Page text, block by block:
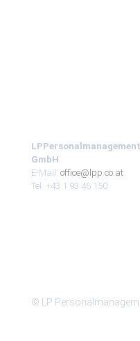
LPPersonalmanagement
GmbH
E-Mail: office@lpp.co.at
Tel: +43 1 93 46 150
© LP